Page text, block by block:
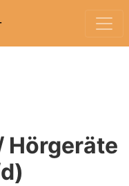
Hörgeräte